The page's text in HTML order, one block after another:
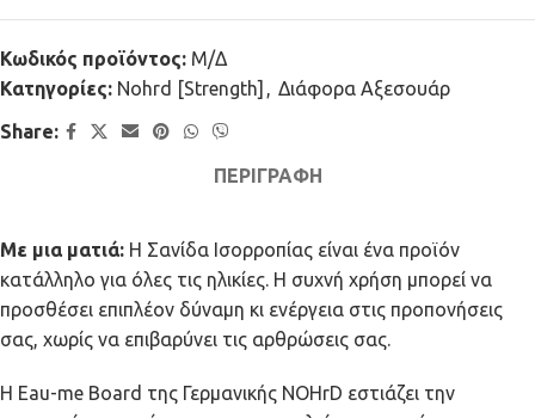
Κωδικός προϊόντος: Μ/Δ
Κατηγορίες: Nohrd [Strength] , Διάφορα Αξεσουάρ
Share:
ΠΕΡΙΓΡΑΦΉ
Με μια ματιά: Η Σανίδα Ισορροπίας είναι ένα προϊόν
κατάλληλο για όλες τις ηλικίες. Η συχνή χρήση μπορεί να
προσθέσει επιπλέον δύναμη κι ενέργεια στις προπονήσεις
σας, χωρίς να επιβαρύνει τις αρθρώσεις σας.
Η Eau-me Board της Γερμανικής NOHrD εστιάζει την